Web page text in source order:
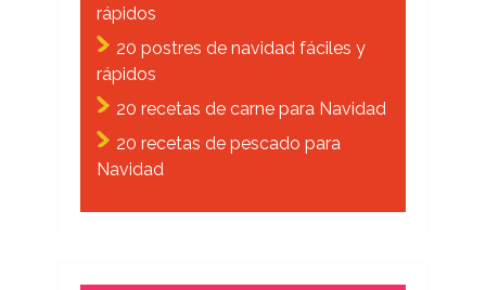
rápidos
20 postres de navidad fáciles y
rápidos
20 recetas de carne para Navidad
20 recetas de pescado para
Navidad